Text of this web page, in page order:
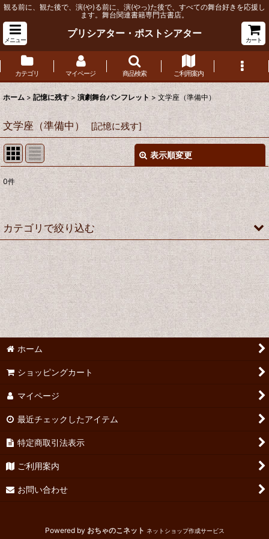
観る前に、観た後で、演(や)る前に、演(やっ)た後で、すべての舞台好きを応援し
ます。舞台関連書籍専門古書店。
メニュー
プリシアター・ポストシアター
カート
カテゴリ マイページ 商品検索 ご利用案内
ホーム > 記憶に残す > 演劇舞台パンフレット > 文学座（準備中）
文学座（準備中） [記憶に残す]
表示順変更
表示数 :
並び順
絞り込む
0件
カテゴリで絞り込む
演劇舞台パンフレット (全商品)
来日公演
セゾン文化（準備中）
コクーン文化（準備中）
劇団民芸（準備中）
こまつ座（準備中）
劇団四季（準備中）
その他
ホーム
ショッピングカート
マイページ
最近チェックしたアイテム
特定商取引法表示
ご利用案内
お問い合わせ
Powered by おちゃのこネット ネットショップ作成サービス